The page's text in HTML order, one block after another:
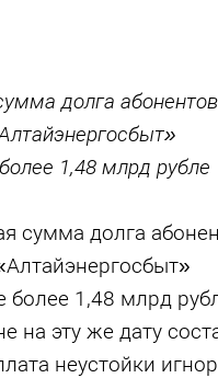
долга
1,48 млрд рубле
сумма долга
1,48 млрд
на эту же дату
неустойки